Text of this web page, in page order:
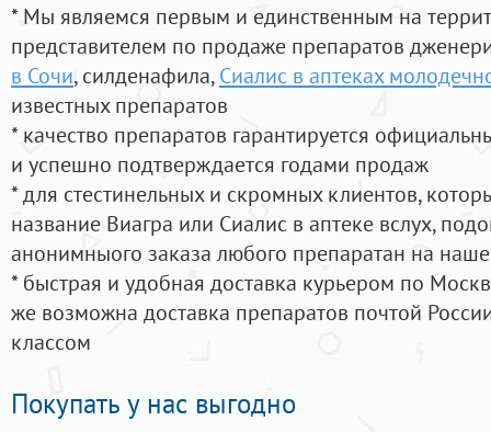
* Мы являемся первым и единственным на
представителем по продаже препаратов
в Сочи, силденафила, Сиалис в аптеках
известных препаратов
* качество препаратов гарантируется
и успешно подтверждается годами продаж
* для стестинельных и скромных клиентов,
название Виагра или Сиалис в аптеке вслух,
анонимныого заказа любого препаратан на
* быстрая и удобная доставка курьером по
же возможна доставка препаратов почтой
классом
Покупать у нас выгодно